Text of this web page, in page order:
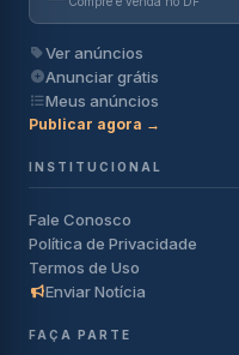
Ver anúncios
Anunciar grátis
Meus anúncios
Publicar agora →
INSTITUCIONAL
Fale Conosco
Política de Privacidade
Termos de Uso
Enviar Notícia
FAÇA PARTE